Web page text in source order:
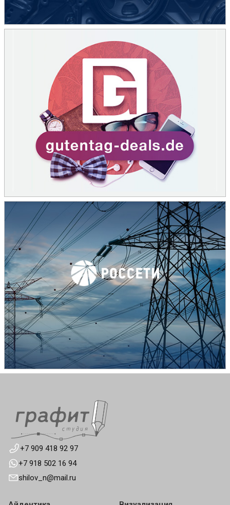
+7 909 418 92 97
+7 918 502 16 94
shilov_n@mail.ru